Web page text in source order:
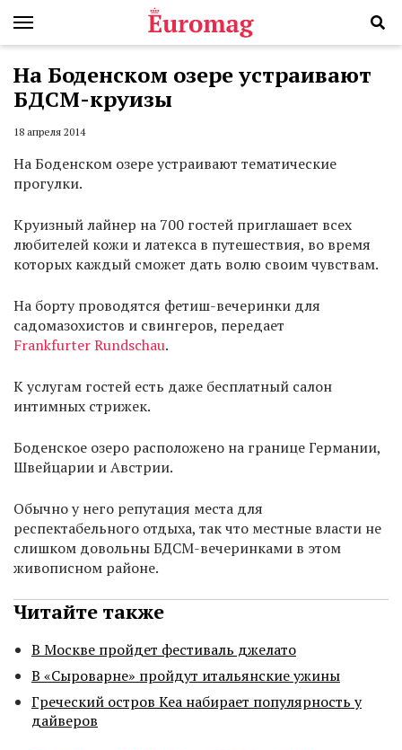
На Боденском озере устраивают
БДСМ-круизы
18 апреля 2014
На Боденском озере устраивают тематические
прогулки.
Круизный лайнер на 700 гостей приглашает всех
любителей кожи и латекса в путешествия, во время
которых каждый сможет дать волю своим чувствам.
На борту проводятся фетиш-вечеринки для
садомазохистов и свингеров, передает
Frankfurter Rundschau.
К услугам гостей есть даже бесплатный салон
интимных стрижек.
Боденское озеро расположено на границе Германии,
Швейцарии и Австрии.
Обычно у него репутация места для
респектабельного отдыха, так что местные власти не
слишком довольны БДСМ-вечеринками в этом
живописном районе.
Читайте также
В Москве пройдет фестиваль джелато
В «Сыроварне» пройдут итальянские ужины
Греческий остров Кеа набирает популярность у
дайверов